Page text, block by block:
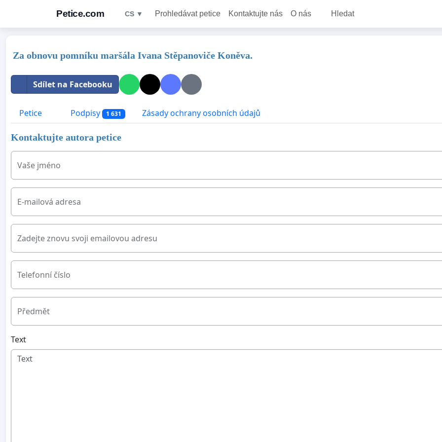
Petice.com CS ▼ Prohledávat petice Kontaktujte nás O nás Hledat
Za obnovu pomníku maršála Ivana Stěpanoviče Koněva.
Sdílet na Facebooku
Petice Podpisy 1 631 Zásady ochrany osobních údajů
Kontaktujte autora petice
Vaše jméno
E-mailová adresa
Zadejte znovu svoji emailovou adresu
Telefonní číslo
Předmět
Text